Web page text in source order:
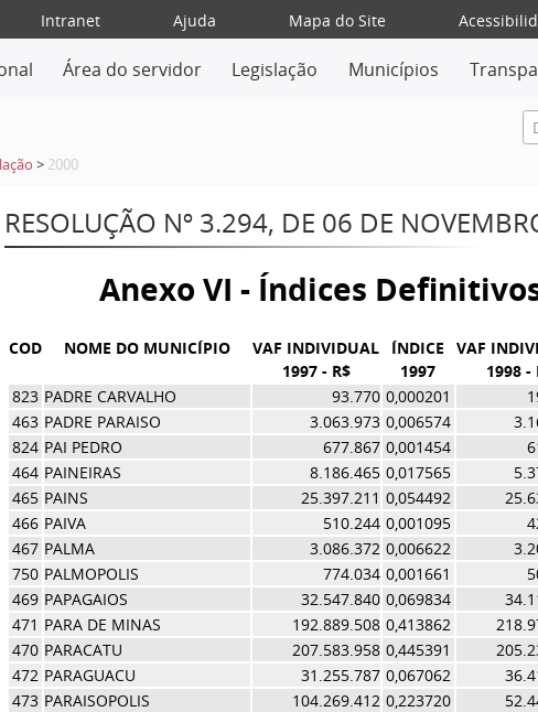
Intranet Ajuda Mapa do Site
Área do servidor Legislação Municípios
> 2000
RESOLUÇÃO Nº 3.294, DE 06 DE
Anexo VI - Índices
COD NOME DO MUNICÍPIO
VAF INDIVIDUAL
1997 - R$
ÍNDICE
1997
VAF
1998 -
823 PADRE CARVALHO 93.770 0,000201
463 PADRE PARAISO 3.063.973 0,006574
824 PAI PEDRO 677.867 0,001454
464 PAINEIRAS 8.186.465 0,017565
465 PAINS 25.397.211 0,054492
466 PAIVA 510.244 0,001095
467 PALMA 3.086.372 0,006622
750 PALMOPOLIS 774.034 0,001661
469 PAPAGAIOS 32.547.840 0,069834
471 PARA DE MINAS 192.889.508 0,413862
470 PARACATU 207.583.958 0,445391
472 PARAGUACU 31.255.787 0,067062
473 PARAISOPOLIS 104.269.412 0,223720